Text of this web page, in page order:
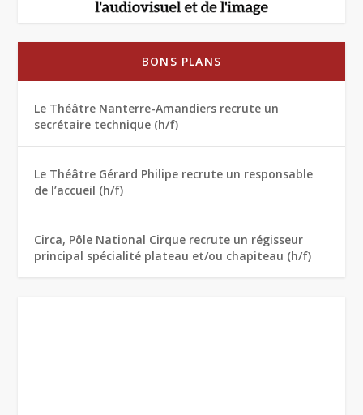
BONS PLANS
Le Théâtre Nanterre-Amandiers recrute un
secrétaire technique (h/f)
Le Théâtre Gérard Philipe recrute un responsable
de l’accueil (h/f)
Circa, Pôle National Cirque recrute un régisseur
principal spécialité plateau et/ou chapiteau (h/f)